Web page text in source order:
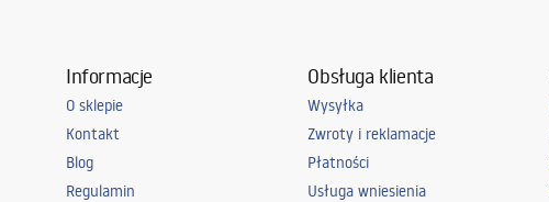
Informacje
O sklepie
Kontakt
Blog
Regulamin
Obsługa klienta
Wysyłka
Zwroty i reklamacje
Płatności
Usługa wniesienia